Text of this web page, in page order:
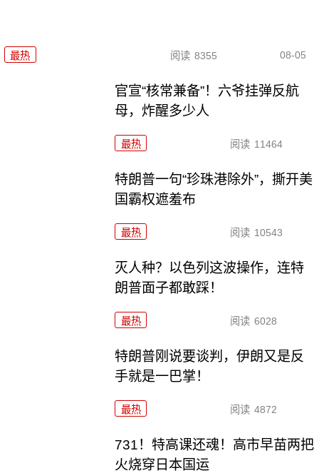
最热 阅读 8355 08-05
官宣“核常兼备”！六爷挂弹反航
母，炸醒多少人
最热 阅读 11464
特朗普一句“珍珠港除外”，撕开美
国霸权遮羞布
最热 阅读 10543
灭人种？以色列这波操作，连特
朗普面子都敢踩！
最热 阅读 6028
特朗普刚说要谈判，伊朗又是反
手就是一巴掌！
最热 阅读 4872
731！特高课还魂！高市早苗两把
火烧穿日本国运